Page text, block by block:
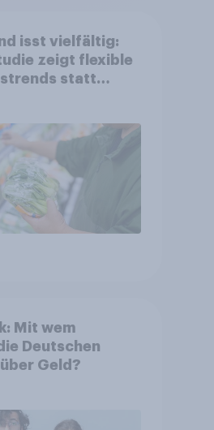
isst vielfältig:
zeigt flexible
statt
Mit wem
Deutschen
Geld?